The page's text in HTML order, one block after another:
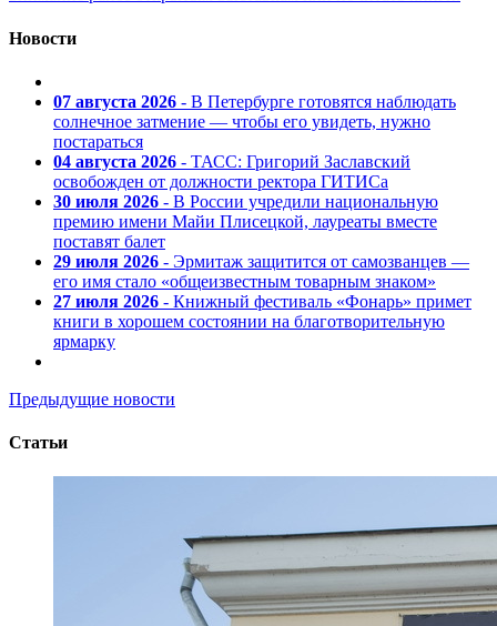
Новости
07 августа 2026 - В Петербурге готовятся наблюдать
солнечное затмение — чтобы его увидеть, нужно
постараться
04 августа 2026 - ТАСС: Григорий Заславский
освобожден от должности ректора ГИТИСа
30 июля 2026 - В России учредили национальную
премию имени Майи Плисецкой, лауреаты вместе
поставят балет
29 июля 2026 - Эрмитаж защитится от самозванцев —
его имя стало «общеизвестным товарным знаком»
27 июля 2026 - Книжный фестиваль «Фонарь» примет
книги в хорошем состоянии на благотворительную
ярмарку
Предыдущие новости
Статьи